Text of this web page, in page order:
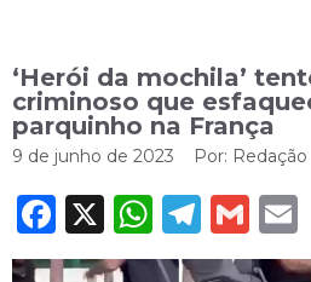
‘Herói da mochila’
criminoso que
parquinho na França
9 de junho de 2023 Por: Redação
Facebook
X